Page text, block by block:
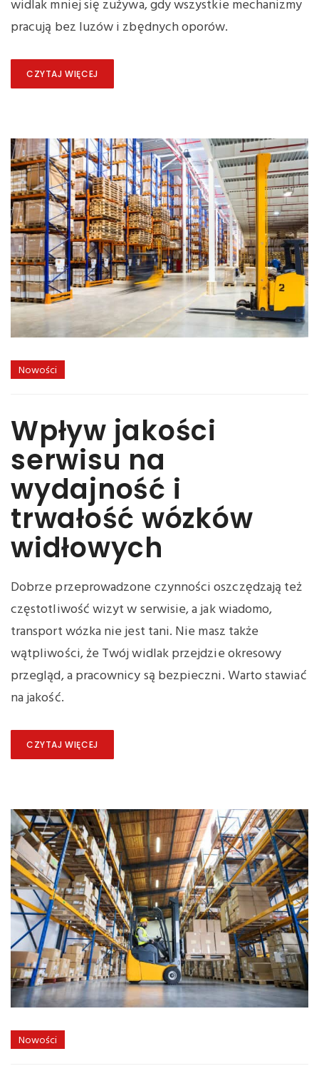
widlak mniej się zużywa, gdy wszystkie mechanizmy
pracują bez luzów i zbędnych oporów.
CZYTAJ WIĘCEJ
Nowości
Wpływ jakości
serwisu na
wydajność i
trwałość wózków
widłowych
Dobrze przeprowadzone czynności oszczędzają też
częstotliwość wizyt w serwisie, a jak wiadomo,
transport wózka nie jest tani. Nie masz także
wątpliwości, że Twój widlak przejdzie okresowy
przegląd, a pracownicy są bezpieczni. Warto stawiać
na jakość.
CZYTAJ WIĘCEJ
Nowości